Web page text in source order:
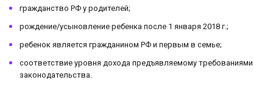
гражданство РФ у родителей;
рождение/усыновление ребенка после 1 января 2018 г.;
ребенок является гражданином РФ и первым в семье;
соответствие уровня дохода предъявляемому требованиями
законодательства.